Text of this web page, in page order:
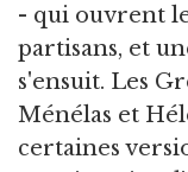
- qui ouvrent
partisans, et
s'ensuit. Les
Ménélas et
certaines